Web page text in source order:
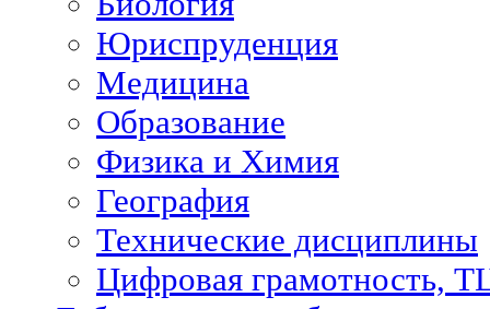
Юриспруденция
Медицина
Образование
Физика и Химия
География
Технические дисциплины
Цифровая грамотность,